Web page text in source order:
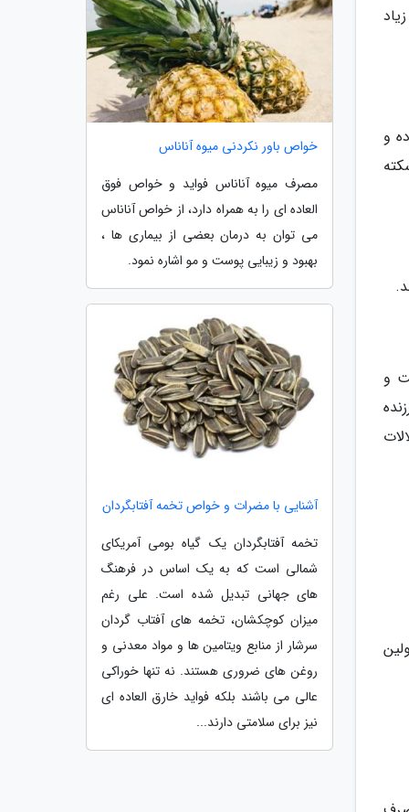
و
و
خواص باور نکردنی میوه آناناس
مصرف میوه آناناس فواید و خواص فوق
العاده ای را به همراه دارد، از خواص آناناس
می توان به درمان بعضی از بیماری ها ،
بهبود و زیبایی پوست و مو اشاره نمود.
آشنایی با مضرات و خواص تخمه آفتابگردان
تخمه آفتابگردان یک گیاه بومی آمریکای
شمالی است که به یک اساس در فرهنگ
های جهانی تبدیل شده است. علی رغم
میزان کوچکشان، تخمه های آفتاب گردان
سرشار از منابع ویتامین ها و مواد معدنی و
روغن های ضروری هستند. نه تنها خوراکی
عالی می باشند بلکه فواید خارق العاده ای
نیز برای سلامتی دارند...